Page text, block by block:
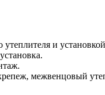
и
межвенцовый